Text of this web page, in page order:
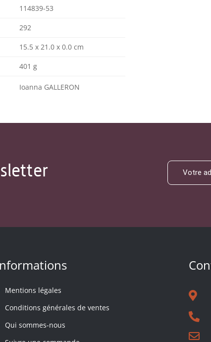
114839-53
292
15.5 x 21.0 x 0.0 cm
401 g
Ioanna GALLERON
Mentions légales
Conditions générales de ventes
Qui sommes-nous